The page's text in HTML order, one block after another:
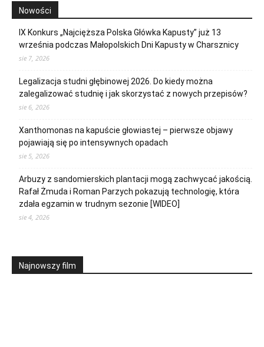
Nowości
IX Konkurs „Najcięższa Polska Główka Kapusty” już 13
września podczas Małopolskich Dni Kapusty w Charsznicy
sie 7, 2026
Legalizacja studni głębinowej 2026. Do kiedy można
zalegalizować studnię i jak skorzystać z nowych przepisów?
sie 6, 2026
Xanthomonas na kapuście głowiastej – pierwsze objawy
pojawiają się po intensywnych opadach
sie 5, 2026
Arbuzy z sandomierskich plantacji mogą zachwycać jakością.
Rafał Żmuda i Roman Parzych pokazują technologię, która
zdała egzamin w trudnym sezonie [WIDEO]
sie 4, 2026
Najnowszy film